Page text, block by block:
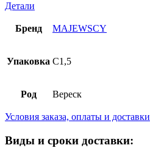
Детали
Бренд MAJEWSCY
Упаковка C1,5
Род Вереск
Условия заказа, оплаты и доставки
Виды и сроки доставки: